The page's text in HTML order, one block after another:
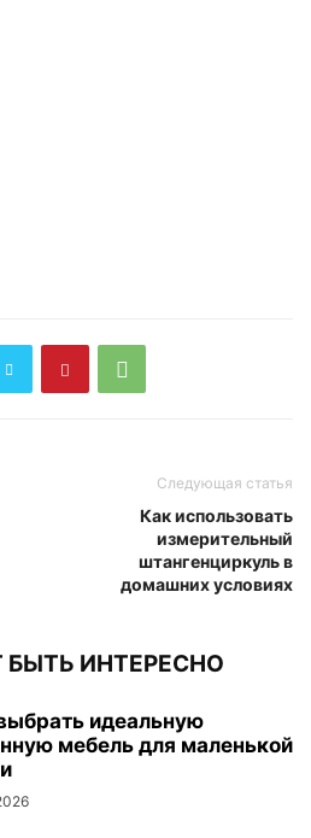
Следующая статья
Как использовать
измерительный
штангенциркуль в
домашних условиях
ИНТЕРЕСНО
идеальную
мебель для маленькой